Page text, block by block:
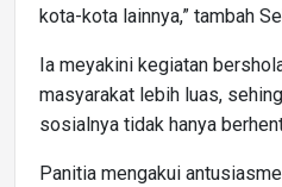
kota-kota lainnya,” tambah
Ia meyakini kegiatan
masyarakat lebih luas,
sosialnya tidak hanya
Panitia mengakui